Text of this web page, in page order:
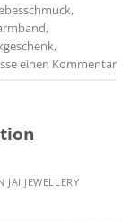
,
,
,
einen Kommentar
JAI JEWELLERY